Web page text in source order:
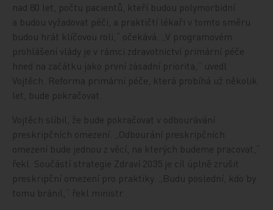
nad 80 let, počtu pacientů, kteří budou polymorbidní
a budou vyžadovat péči, a praktičtí lékaři v tomto směru
budou hrát klíčovou roli,“ očekává. „V programovém
prohlášení vlády je v rámci zdravotnictví primární péče
hned na začátku jako první zásadní priorita,“ uvedl
Vojtěch. Reforma primární péče, která probíhá už několik
let, bude pokračovat.
Vojtěch slíbil, že bude pokračovat v odbourávání
preskripčních omezení. „Odbourání preskripčních
omezení bude jednou z věcí, na kterých budeme pracovat,“
řekl. Součástí strategie Zdraví 2035 je cíl úplně zrušit
preskripční omezení pro praktiky. „Budu poslední, kdo by
tomu bránil,“ řekl ministr.